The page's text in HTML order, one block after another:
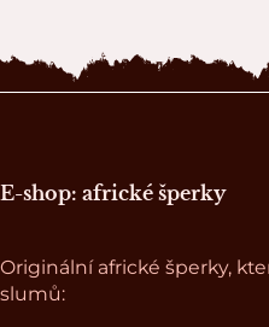
E-shop: africké šperky
Originální africké šperky,
slumů: